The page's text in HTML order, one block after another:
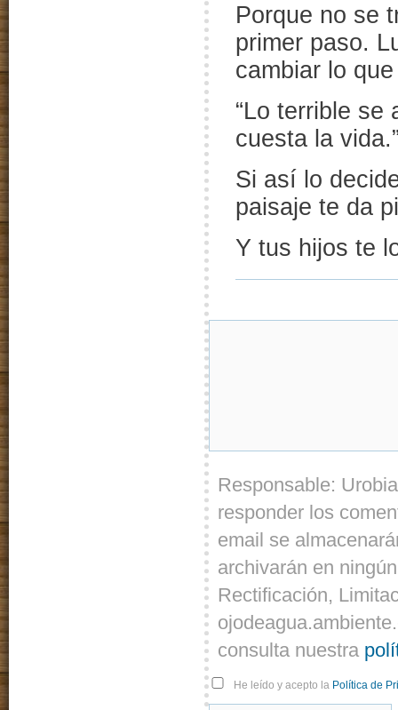
Porque no se
primer paso.
cambiar lo
“Lo terrible se
cuesta la
Si así lo
paisaje te da
Y tus hijos te
Responsable:
responder los
email se
archivarán en
Rectificación,
consulta nuestra
He leído y acepto la Política de